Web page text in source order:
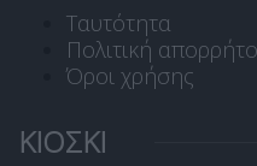
Ταυτότητα
Πολιτική
Όροι χρήσης
ΚΙΟΣΚΙ